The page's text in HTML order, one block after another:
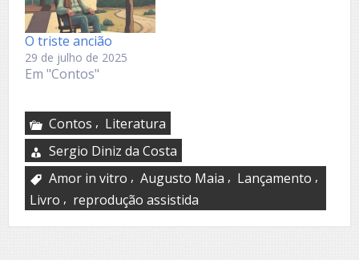
O triste ancião
29 de julho de 2025
Em "Contos"
Contos , Literatura
Sergio Diniz da Costa
Amor in vitro , Augusto Maia , Lançamento ,
Livro , reprodução assistida